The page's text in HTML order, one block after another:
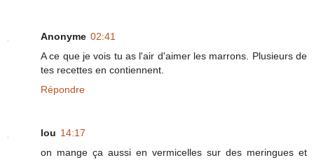
Anonyme 02:41
A ce que je vois tu as l'air d'aimer les marrons. Plusieurs de
tes recettes en contiennent.
Répondre
lou 14:17
on mange ça aussi en vermicelles sur des meringues et